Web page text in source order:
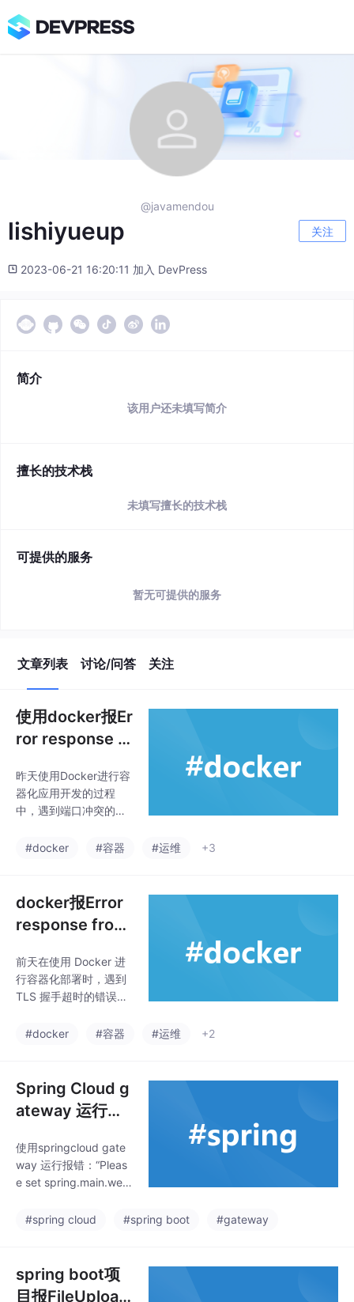
@javamendou
lishiyueup 关注
2023-06-21 16:20:11 加入 DevPress
简介
该用户还未填写简介
擅长的技术栈
未填写擅长的技术栈
可提供的服务
暂无可提供的服务
文章列表 讨论/问答 关注
使用docker报Er
ror response fr
annot start con
tainer containe
o create
昨天使用Docker进行容
器化应用开发的过程
中，遇到端口冲突的问
sponse from daemon:
to create endpoint en
dpoint-name on netwo
rk network-name: Bind
#docker #容器 #运维 +3
docker报Error
response from
ttps://registry-
1.docker.io/v2/
name/manifest
前天在使用 Docker 进
行容器化部署时，遇到
TLS 握手超时的错误。
aemon: Get https://re
nifests/tag: net/http: T
LS handshake timeout
#docker #容器 #运维 +2
Spring Cloud g
ateway 运行报
spring.main.w
eb-application
or remove spri
使用springcloud gate
way 运行报错：“Pleas
e set spring.main.web
ctive or remove spring
析与解决现在和大家分
享一下解决办法。
#spring cloud #spring boot #gateway
spring boot项
目报FileUpload